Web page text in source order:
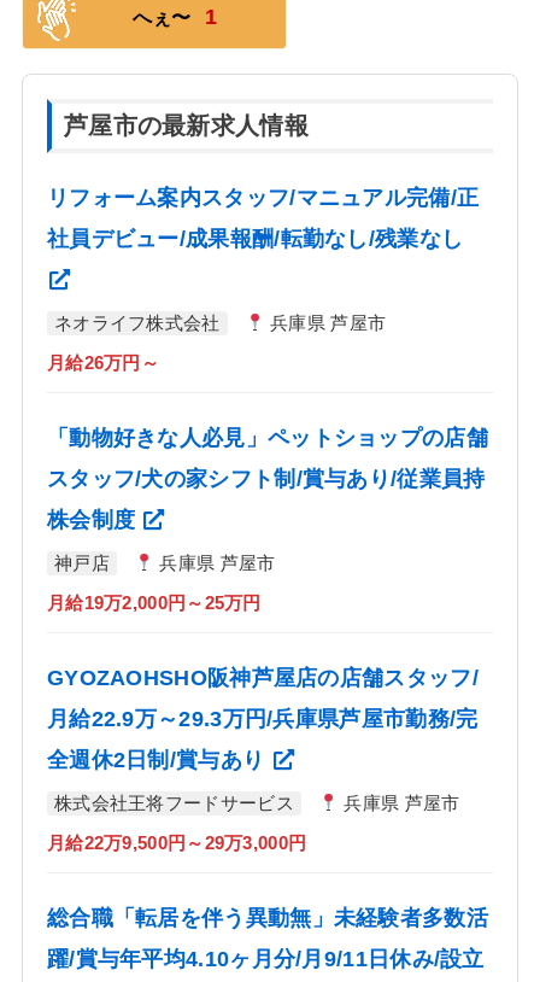
へぇ〜 1
芦屋市の最新求人情報
リフォーム案内スタッフ/マニュアル完備/正
社員デビュー/成果報酬/転勤なし/残業なし
ネオライフ株式会社 兵庫県 芦屋市
月給26万円～
「動物好きな人必見」ペットショップの店舗
スタッフ/犬の家シフト制/賞与あり/従業員持
株会制度
神戸店 兵庫県 芦屋市
月給19万2,000円～25万円
GYOZAOHSHO阪神芦屋店の店舗スタッフ/
月給22.9万～29.3万円/兵庫県芦屋市勤務/完
全週休2日制/賞与あり
株式会社王将フードサービス 兵庫県 芦屋市
月給22万9,500円～29万3,000円
総合職「転居を伴う異動無」未経験者多数活
躍/賞与年平均4.10ヶ月分/月9/11日休み/設立